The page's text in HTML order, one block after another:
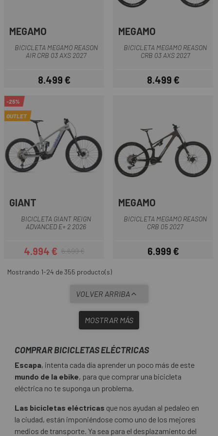
MEGAMO
BICICLETA MEGAMO REASON
AIR CRB 03 AXS 2027
Precio
8.499 €
MEGAMO
BICICLETA MEGAMO REASON
CRB 03 AXS 2027
Precio
8.499 €
-25%
OUTLET
GIANT
BICICLETA GIANT REIGN
ADVANCED E+ 2 2026
Precio
4.994 €Precio regular
6.699 €
MEGAMO
BICICLETA MEGAMO REASON
CRB 05 2027
Precio
6.999 €
Mostrando 1-24 de 355 producto(s)
VOLVER ARRIBA
MOSTRAR MÁS
COMPRAR BICICLETAS ELÉCTRICAS
Escapa, intenta cada día aprender un poco más de este
mundo de la ebike, para que comprar una bicicleta
eléctrica no te suponga un problema.
Las bicicletas eléctricas que nos ayudan al pedaleo en
la ciudad, están imponiéndose como uno de los mejores
medios de transporte. Ya sea para el desplazamiento del